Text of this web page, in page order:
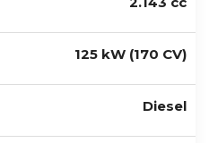
125 kW (170 CV)
Diesel